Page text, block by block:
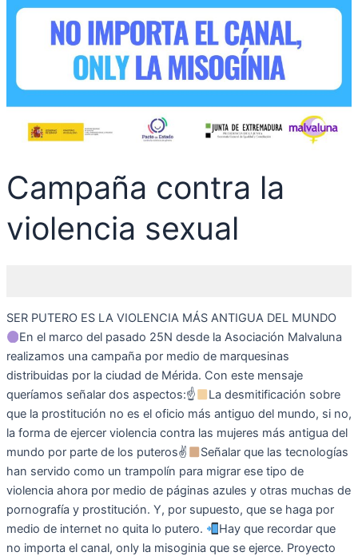
Campaña contra la
violencia sexual
SER PUTERO ES LA VIOLENCIA MÁS ANTIGUA DEL MUNDO
En el marco del pasado 25N desde la Asociación Malvaluna
realizamos una campaña por medio de marquesinas
distribuidas por la ciudad de Mérida. Con este mensaje
queríamos señalar dos aspectos:☝
La desmitificación sobre
que la prostitución no es el oficio más antiguo del mundo, si no,
la forma de ejercer violencia contra las mujeres más antigua del
mundo por parte de los puteros✌
Señalar que las tecnologías
han servido como un trampolín para migrar ese tipo de
violencia ahora por medio de páginas azules y otras muchas de
pornografía y prostitución. Y, por supuesto, que se haga por
medio de internet no quita lo putero.
Hay que recordar que
no importa el canal, only la misoginia que se ejerce. Proyecto